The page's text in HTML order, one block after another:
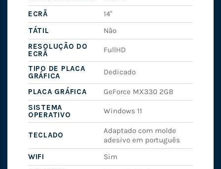
ECRÃ
14"
TÁTIL
Não
RESOLUÇÃO DO
ECRÃ
FullHD
TIPO DE PLACA
GRÁFICA
Dedicado
PLACA GRÁFICA
GeForce MX330 2GB
SISTEMA
OPERATIVO
Windows 11
TECLADO
Adaptado com molde
adesivo em português
WIFI
Sim